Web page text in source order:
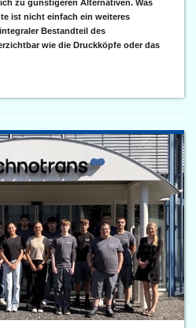
zu günstigeren Alternativen. Was
ist nicht einfach ein weiteres
Bestandteil des
wie die Druckköpfe oder das